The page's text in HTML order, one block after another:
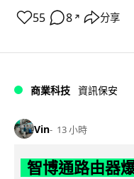
55 8 ↗ 分享
商業科技 資訊保安
Vin 13 小時
智博通路由器